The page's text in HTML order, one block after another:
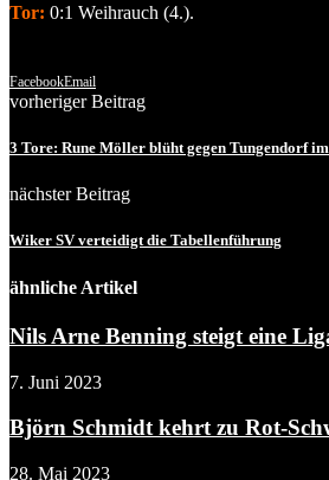
Tor: 0:1 Weihrauch (4.).
FacebookEmail
vorheriger Beitrag
3 Tore: Rune Möller blüht gegen Tungendorf
nächster Beitrag
Wiker SV verteidigt die Tabellenführung
ähnliche Artikel
Nils Arne Benning steigt eine
7. Juni 2023
Björn Schmidt kehrt zu Rot-
28. Mai 2023